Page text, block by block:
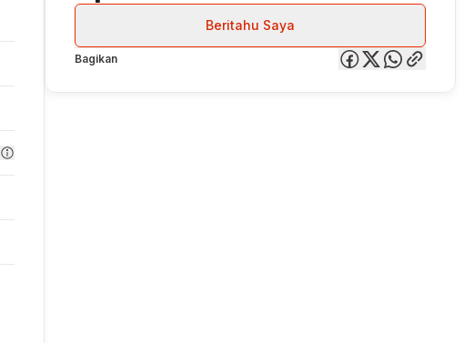
Beritahu Saya
Bagikan